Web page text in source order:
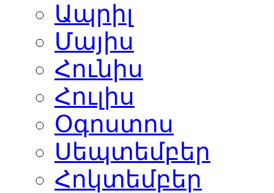
Ապրիլ
Մայիս
Հունիս
Հուլիս
Օգոստոս
Սեպտեմբեր
Հոկտեմբեր